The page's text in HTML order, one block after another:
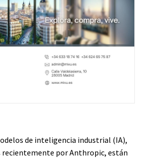
de inteligencia industrial (IA),
recientemente por Anthropic, están